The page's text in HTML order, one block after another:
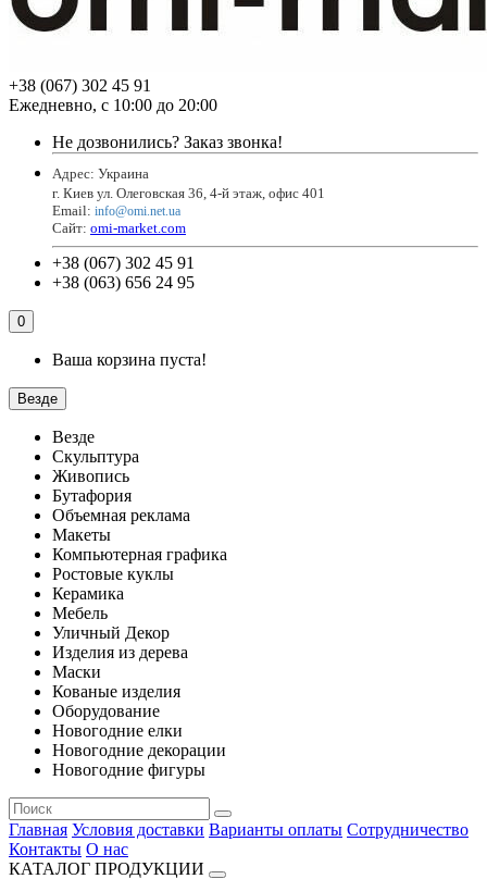
+38 (067) 302 45 91
Ежедневно, с 10:00 до 20:00
Не дозвонились? Заказ звонка!
Адрес: Украина
г. Киев ул. Олеговская 36, 4-й этаж, офис 401
Email: info@omi.net.ua
Сайт: omi-market.com
+38 (067) 302 45 91
+38 (063) 656 24 95
0
Ваша корзина пуста!
Везде
Везде
Скульптура
Живопись
Бутафория
Объемная реклама
Макеты
Компьютерная графика
Ростовые куклы
Керамика
Мебель
Уличный Декор
Изделия из дерева
Маски
Кованые изделия
Оборудование
Новогодние елки
Новогодние декорации
Новогодние фигуры
Главная Условия доставки Варианты оплаты Сотрудничество
Контакты О нас
КАТАЛОГ ПРОДУКЦИИ